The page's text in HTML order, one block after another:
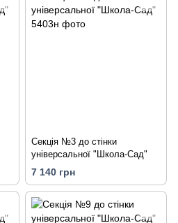
Секція №3 до стінки
універсальної "Школа-Сад"
7 140 грн